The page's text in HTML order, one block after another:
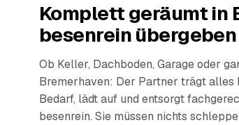
Komplett geräumt in
besenrein übergeben
Ob Keller, Dachboden, Garage oder
Bremerhaven: Der Partner trägt alles
Bedarf, lädt auf und entsorgt
besenrein. Sie müssen nichts